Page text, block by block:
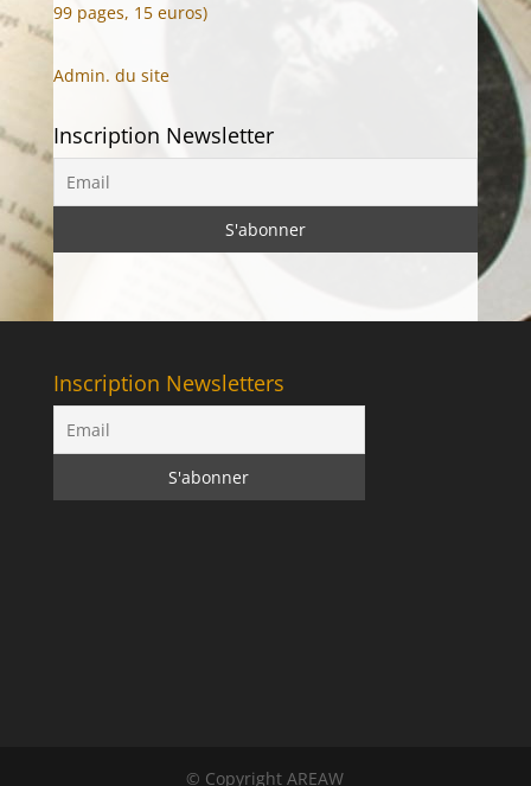
99 pages, 15 euros)
Admin. du site
Inscription Newsletter
Inscription Newsletters
© Copyright AREAW